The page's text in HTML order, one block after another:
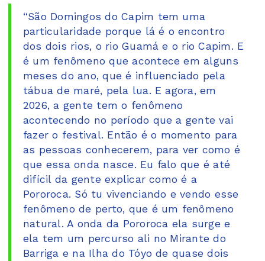
“São Domingos do Capim tem uma
particularidade porque lá é o encontro
dos dois rios, o rio Guamá e o rio Capim. E
é um fenômeno que acontece em alguns
meses do ano, que é influenciado pela
tábua de maré, pela lua. E agora, em
2026, a gente tem o fenômeno
acontecendo no período que a gente vai
fazer o festival. Então é o momento para
as pessoas conhecerem, para ver como é
que essa onda nasce. Eu falo que é até
difícil da gente explicar como é a
Pororoca. Só tu vivenciando e vendo esse
fenômeno de perto, que é um fenômeno
natural. A onda da Pororoca ela surge e
ela tem um percurso ali no Mirante do
Barriga e na Ilha do Tóyo de quase dois